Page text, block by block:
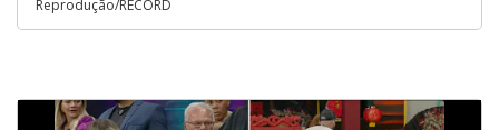
Reprodução/RECORD